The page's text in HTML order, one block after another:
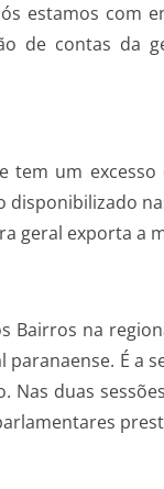
estamos com
de contas da
tem um
disponibilizado
geral exporta
Bairros na
É a
Nas duas